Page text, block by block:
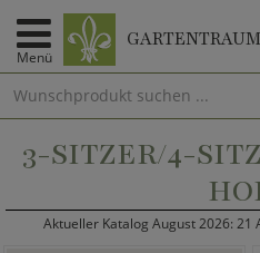
Menü
GARTENTRAUM
3-SITZER/4-
Aktueller Katalog August 2026: